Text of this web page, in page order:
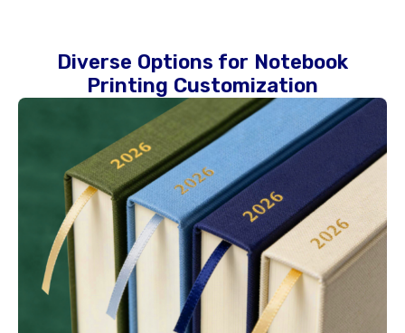
Diverse Options for Notebook
Printing Customization